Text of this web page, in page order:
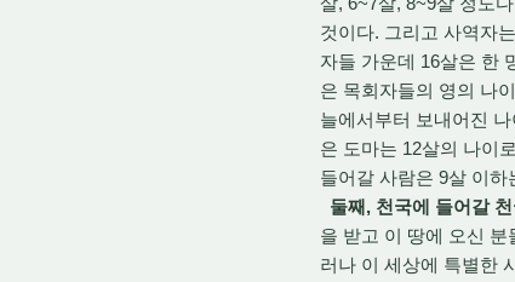
것이다. 그리고 사역자
자들 가운데 16살은 한
은 목회자들의 영의 나
늘에서부터 보내어진
은 도마는 12살의 나이
들어갈 사람은 9살 이
둘째, 천국에 들어갈
을 받고 이 땅에 오신
러나 이 세상에 특별한